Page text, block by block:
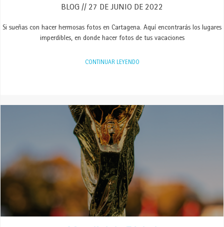
BLOG 27 DE JUNIO DE 2022
Si sueñas con hacer hermosas fotos en Cartagena. Aquí encontrarás los lugares
imperdibles, en donde hacer fotos de tus vacaciones
CONTINUAR LEYENDO